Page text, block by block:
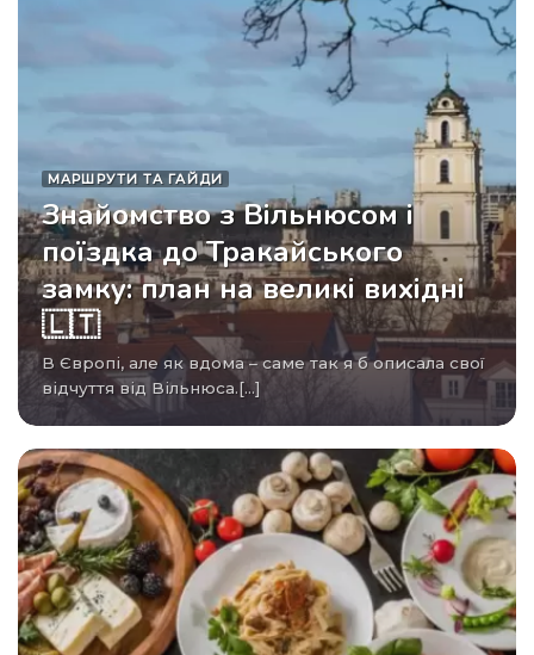
МАРШРУТИ ТА ГАЙДИ
Знайомство з Вільнюсом і
поїздка до Тракайського
замку: план на великі вихідні
🇱🇹
В Європі, але як вдома – саме так я б описала свої
відчуття від Вільнюса.[...]